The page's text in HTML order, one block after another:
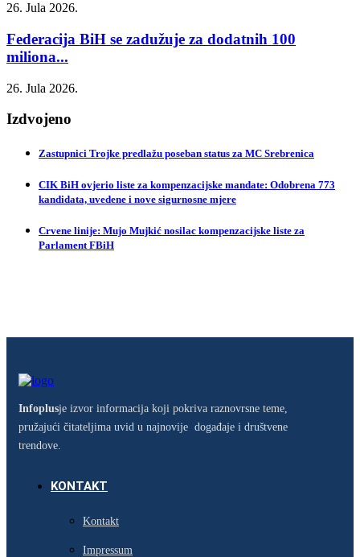
26. Jula 2026.
Federacija BiH se zadužuje za dodatnih 100
miliona...
26. Jula 2026.
Izdvojeno
Zastupnici Trojke predlažu poseban status za MC Srebrenica
CIK BiH ovjerio liste za kompenzacijske mandate: Odobrena 773
kandidata, uvedene i nove sigurnosne mjere
Crvene linije: Mujo Mujkić nosilac kompenzacijske liste za
Parlament FBiH
Infoplusje izvor informacija koji pokriva raznovrsne teme,
pružajući čitateljima uvid u najnovije događaje i društvene
trendove.
KONTAKT
Kontakt
Impressum